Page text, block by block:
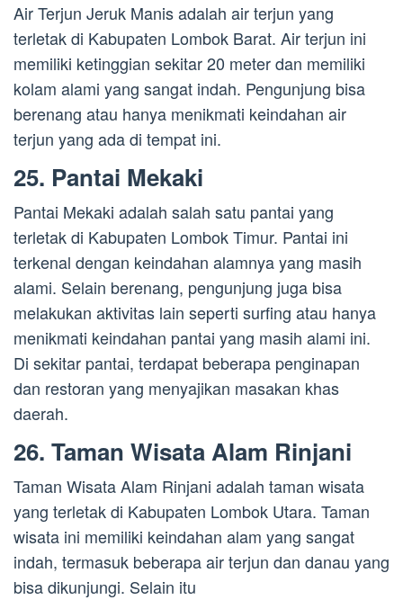
Air Terjun Jeruk Manis adalah air terjun yang
terletak di Kabupaten Lombok Barat. Air terjun ini
memiliki ketinggian sekitar 20 meter dan memiliki
kolam alami yang sangat indah. Pengunjung bisa
berenang atau hanya menikmati keindahan air
terjun yang ada di tempat ini.
25. Pantai Mekaki
Pantai Mekaki adalah salah satu pantai yang
terletak di Kabupaten Lombok Timur. Pantai ini
terkenal dengan keindahan alamnya yang masih
alami. Selain berenang, pengunjung juga bisa
melakukan aktivitas lain seperti surfing atau hanya
menikmati keindahan pantai yang masih alami ini.
Di sekitar pantai, terdapat beberapa penginapan
dan restoran yang menyajikan masakan khas
daerah.
26. Taman Wisata Alam Rinjani
Taman Wisata Alam Rinjani adalah taman wisata
yang terletak di Kabupaten Lombok Utara. Taman
wisata ini memiliki keindahan alam yang sangat
indah, termasuk beberapa air terjun dan danau yang
bisa dikunjungi. Selain itu